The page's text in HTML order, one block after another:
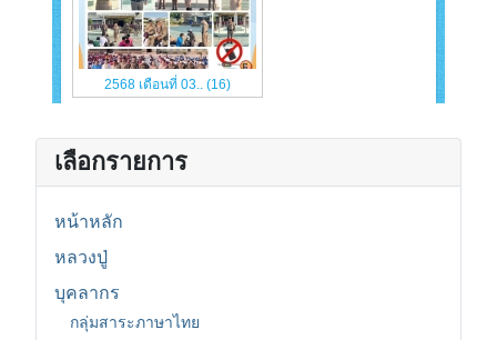
เลือกรายการ
หน้าหลัก
หลวงปู่
บุคลากร
กลุ่มสาระภาษาไทย